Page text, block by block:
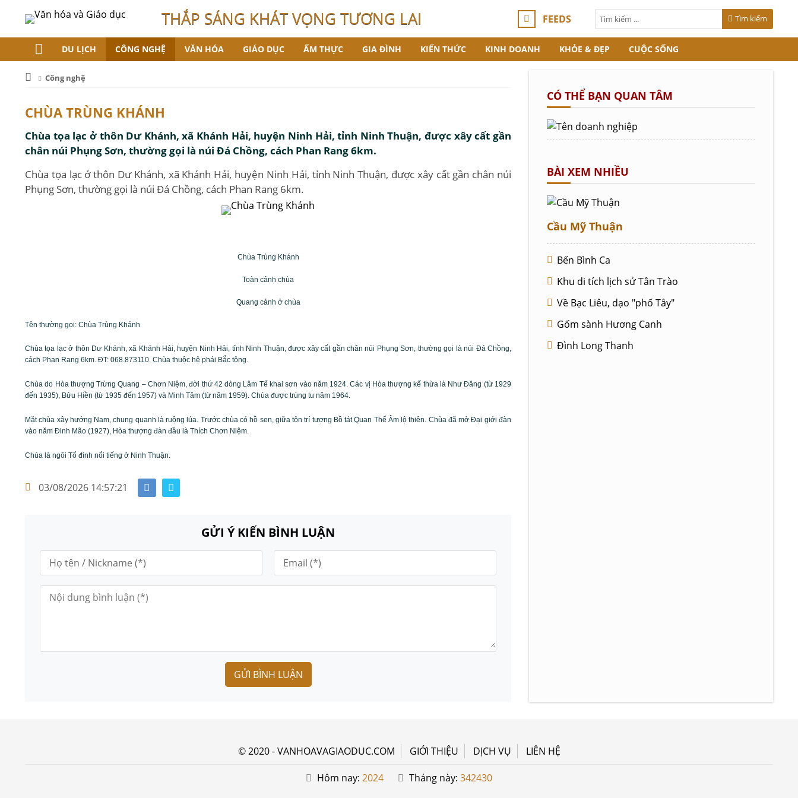
THẮP SÁNG KHÁT VỌNG TƯƠNG LAI FEEDS Tìm kiếm
DU LỊCH CÔNG NGHỆ VĂN HÓA GIÁO DỤC ẨM THỰC GIA ĐÌNH KIẾN THỨC KINH DOANH KHỎE & ĐẸP CUỘC SỐNG
Công nghệ
CHÙA TRÙNG KHÁNH
Chùa tọa lạc ở thôn Dư Khánh, xã Khánh Hải, huyện Ninh Hải, tỉnh Ninh Thuận, được xây cất gần
chân núi Phụng Sơn, thường gọi là núi Đá Chồng, cách Phan Rang 6km.
Chùa tọa lạc ở thôn Dư Khánh, xã Khánh Hải, huyện Ninh Hải, tỉnh Ninh Thuận, được xây cất gần chân núi
Phụng Sơn, thường gọi là núi Đá Chồng, cách Phan Rang 6km.
Chùa Trùng Khánh
Toàn cảnh chùa
Quang cảnh ở chùa
Tên thường gọi: Chùa Trùng Khánh
Chùa tọa lạc ở thôn Dư Khánh, xã Khánh Hải, huyện Ninh Hải, tỉnh Ninh Thuận, được xây cất gần chân núi Phụng Sơn, thường gọi là núi Đá Chồng,
cách Phan Rang 6km. ĐT: 068.873110. Chùa thuộc hệ phái Bắc tông.
Chùa do Hòa thượng Trừng Quang – Chơn Niệm, đời thứ 42 dòng Lâm Tế khai sơn vào năm 1924. Các vị Hòa thượng kế thừa là Như Đăng (từ 1929
đến 1935), Bửu Hiền (từ 1935 đến 1957) và Minh Tâm (từ năm 1959). Chùa được trùng tu năm 1964.
Mặt chùa xây hướng Nam, chung quanh là ruộng lúa. Trước chùa có hồ sen, giữa tôn trí tượng Bồ tát Quan Thế Âm lộ thiên. Chùa đã mở Đại giới đàn
vào năm Đinh Mão (1927), Hòa thượng đàn đầu là Thích Chơn Niệm.
Chùa là ngôi Tổ đình nổi tiếng ở Ninh Thuận.
03/08/2026 14:57:21
GỬI Ý KIẾN BÌNH LUẬN
GỬI BÌNH LUẬN
CÓ THỂ BẠN QUAN TÂM
BÀI XEM NHIỀU
Cầu Mỹ Thuận
Bến Bình Ca
Khu di tích lịch sử Tân Trào
Về Bạc Liêu, dạo "phố Tây"
Gốm sành Hương Canh
Đình Long Thanh
© 2020 - VANHOAVAGIAODUC.COM GIỚI THIỆU DỊCH VỤ LIÊN HỆ
Hôm nay: 2024 Tháng này: 342430